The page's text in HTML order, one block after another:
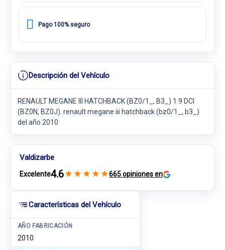
Características del Vehículo
AÑO FABRICACIÓN
2010
Pago 100% seguro
Descripción del Vehículo
RENAULT MEGANE III HATCHBACK (BZ0/1_, B3_) 1.9 DCI
(BZ0N, BZ0J). renault megane iii hatchback (bz0/1_, b3_)
del año 2010
Valdizarbe
Excelente4.6★ ★ ★ ★ ★665 opiniones en